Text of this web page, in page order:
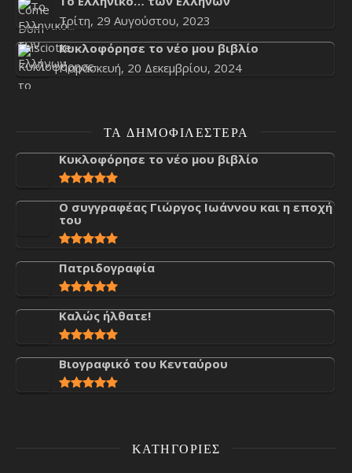
Τρίτη, 29 Αυγούστου, 2023
Κυκλοφόρησε το νέο μου βιβλίο
Παρασκευή, 20 Δεκεμβρίου, 2024
ΤΑ ΔΗΜΟΦΙΛΈΣΤΕΡΑ
Κυκλοφόρησε το νέο μου βιβλίο
Ο συγγραφέας Γιώργος Ιωάννου και η εποχή
του
Πατριδογραφία
Καλώς ήλθατε!
Βιογραφικό του Κενταύρου
ΚΑΤΗΓΟΡΊΕΣ